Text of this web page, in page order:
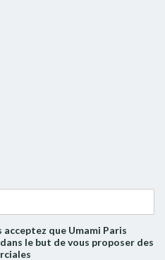
que Umami Paris
le but de vous proposer des